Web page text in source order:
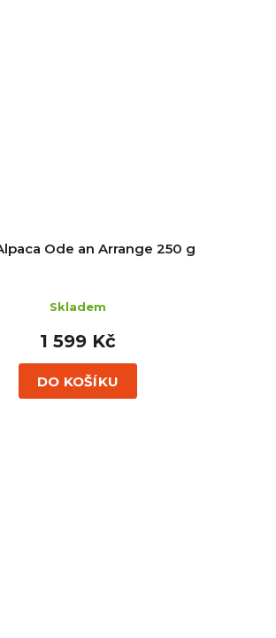
Ode an Arrange 250 g
Skladem
1 599 Kč
DO KOŠÍKU